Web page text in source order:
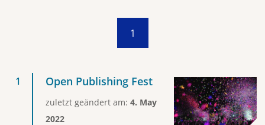
1
Open Publishing Fest
zuletzt geändert am: 4. May
2022